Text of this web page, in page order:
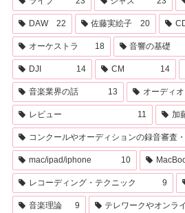
DAW 22 佐藤実絵子 20
オーケストラ 18 音響の基礎
DJI 14 CM 14
音楽業界の話 13 オーディ
レビュー 11 加
コンクールやオーディションの録音審査
mac/ipad/iphone 10
レコーディング・テクニック 9
音楽理論 9 テレワークやオンラ